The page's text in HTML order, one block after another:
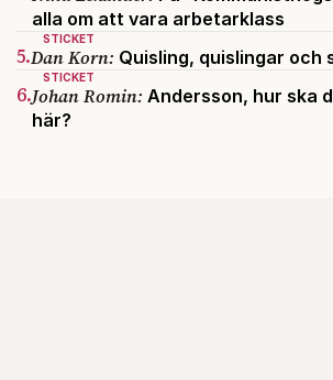
alla om att vara arbetarklass
STICKET
5.Dan Korn: Quisling, quislingar och
STICKET
6.Johan Romin: Andersson, hur ska
här?